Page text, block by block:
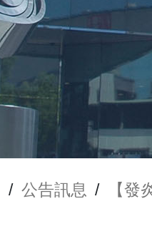
/ 公告訊息 / 【